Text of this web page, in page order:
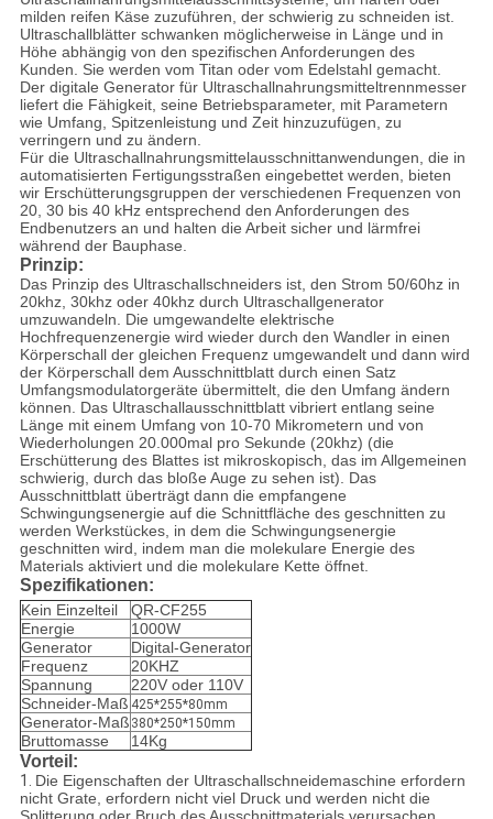
milden reifen Käse zuzuführen, der schwierig zu schneiden ist.
Ultraschallblätter schwanken möglicherweise in Länge und in
Höhe abhängig von den spezifischen Anforderungen des
Kunden. Sie werden vom Titan oder vom Edelstahl gemacht.
Der digitale Generator für Ultraschallnahrungsmitteltrennmesser
liefert die Fähigkeit, seine Betriebsparameter, mit Parametern
wie Umfang, Spitzenleistung und Zeit hinzuzufügen, zu
verringern und zu ändern.
Für die Ultraschallnahrungsmittelausschnittanwendungen, die in
automatisierten Fertigungsstraßen eingebettet werden, bieten
wir Erschütterungsgruppen der verschiedenen Frequenzen von
20, 30 bis 40 kHz entsprechend den Anforderungen des
Endbenutzers an und halten die Arbeit sicher und lärmfrei
während der Bauphase.
Prinzip:
Das Prinzip des Ultraschallschneiders ist, den Strom 50/60hz in
20khz, 30khz oder 40khz durch Ultraschallgenerator
umzuwandeln. Die umgewandelte elektrische
Hochfrequenzenergie wird wieder durch den Wandler in einen
Körperschall der gleichen Frequenz umgewandelt und dann wird
der Körperschall dem Ausschnittblatt durch einen Satz
Umfangsmodulatorgeräte übermittelt, die den Umfang ändern
können. Das Ultraschallausschnittblatt vibriert entlang seine
Länge mit einem Umfang von 10-70 Mikrometern und von
Wiederholungen 20.000mal pro Sekunde (20khz) (die
Erschütterung des Blattes ist mikroskopisch, das im Allgemeinen
schwierig, durch das bloße Auge zu sehen ist). Das
Ausschnittblatt überträgt dann die empfangene
Schwingungsenergie auf die Schnittfläche des geschnitten zu
werden Werkstückes, in dem die Schwingungsenergie
geschnitten wird, indem man die molekulare Energie des
Materials aktiviert und die molekulare Kette öffnet.
Spezifikationen:
Kein Einzelteil
QR-CF255
Energie
1000W
Generator
Digital-Generator
Frequenz
20KHZ
Spannung
220V oder 110V
Schneider-Maß 425*255*80mm
Generator-Maß 380*250*150mm
Bruttomasse 14Kg
Vorteil:
1. Die Eigenschaften der Ultraschallschneidemaschine erfordern
nicht Grate, erfordern nicht viel Druck und werden nicht die